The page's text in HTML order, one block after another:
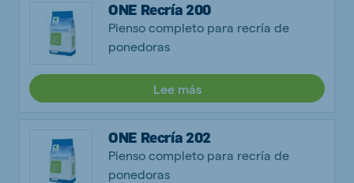
ONE Recría 200
Pienso completo para recría de
ponedoras
Lee más
ONE Recría 202
Pienso completo para recría de
ponedoras